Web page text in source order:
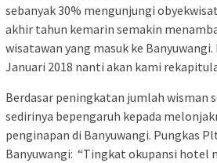
sebanyak 30% mengunjungi
akhir tahun kemarin semakin
wisatawan yang masuk ke
Januari 2018 nanti akan kami
Berdasar peningkatan jumlah wisman
sedirinya bepengaruh kepada
penginapan di Banyuwangi. Pungkas
Banyuwangi: “Tingkat okupansi hotel